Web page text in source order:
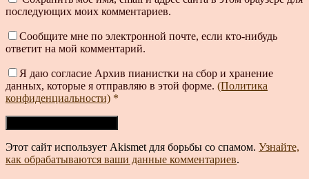
последующих моих комментариев.
Сообщите мне по электронной почте, если кто-нибудь
ответит на мой комментарий.
Я даю согласие Архив пианистки на сбор и хранение
данных, которые я отправляю в этой форме. (Политика
конфиденциальности) *
Этот сайт использует Akismet для борьбы со спамом. Узнайте,
как обрабатываются ваши данные комментариев.